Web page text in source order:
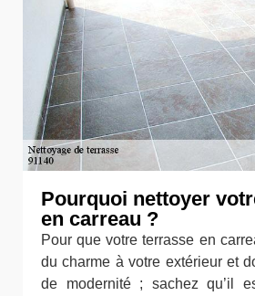
Pourquoi nettoyer
en carreau ?
Pour que votre terrasse en
du charme à votre extérieur et
de modernité ; sachez qu’il